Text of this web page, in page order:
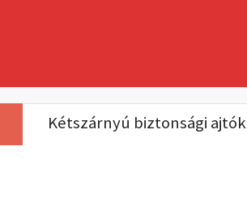
Kétszárnyú biztonsági ajtók